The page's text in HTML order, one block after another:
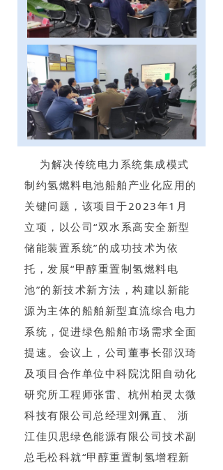
为解决传统电力系统集成模式
制约氢燃料电池船舶产业化应用的
关键问题，该项目于2023年1月
立项，以公司“双水系高安全新型
储能装置系统”的成功技术为依
托，发展“甲醇重置制氢燃料电
池”的新技术新方法，构建以新能
源为主体的船舶新型直流综合电力
系统，促进绿色船舶市场需求全面
提速。会议上，公司董事长邵汉琦
及项目合作单位中科院沈阳自动化
研究所工程师张雷、杭州柏灵太微
科技有限公司总经理刘佩直、 浙
江佳贝思绿色能源有限公司技术副
总毛松科就“甲醇重置制氢增程新